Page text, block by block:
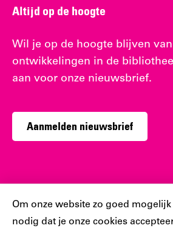
Cookiebar
Om onze website zo goed
nodig dat je onze cookies
Altijd op de hoogte
Wil je op de hoogte blijven
ontwikkelingen in de
aan voor onze nieuwsbrief.
Aanmelden nieuwsbrief
Sociaal